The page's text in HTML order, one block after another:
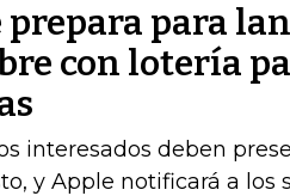
prepara para
con lotería
interesados ​​deben
y Apple notificará a los